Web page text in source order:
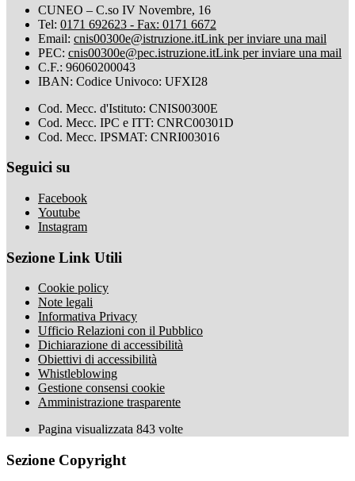
CUNEO – C.so IV Novembre, 16
Tel: 0171 692623 - Fax: 0171 6672
Email: cnis00300e@istruzione.itLink per inviare una mail
PEC: cnis00300e@pec.istruzione.itLink per inviare una mail
C.F.: 96060200043
IBAN: Codice Univoco: UFXI28
Cod. Mecc. d'Istituto: CNIS00300E
Cod. Mecc. IPC e ITT: CNRC00301D
Cod. Mecc. IPSMAT: CNRI003016
Seguici su
Facebook
Youtube
Instagram
Sezione Link Utili
Cookie policy
Note legali
Informativa Privacy
Ufficio Relazioni con il Pubblico
Dichiarazione di accessibilità
Obiettivi di accessibilità
Whistleblowing
Gestione consensi cookie
Amministrazione trasparente
Pagina visualizzata 843 volte
Sezione Copyright